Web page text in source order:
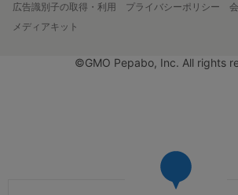
広告識別子の取得・利用
プライバシーポリシー
メディアキット
©GMO Pepabo, Inc. All rights